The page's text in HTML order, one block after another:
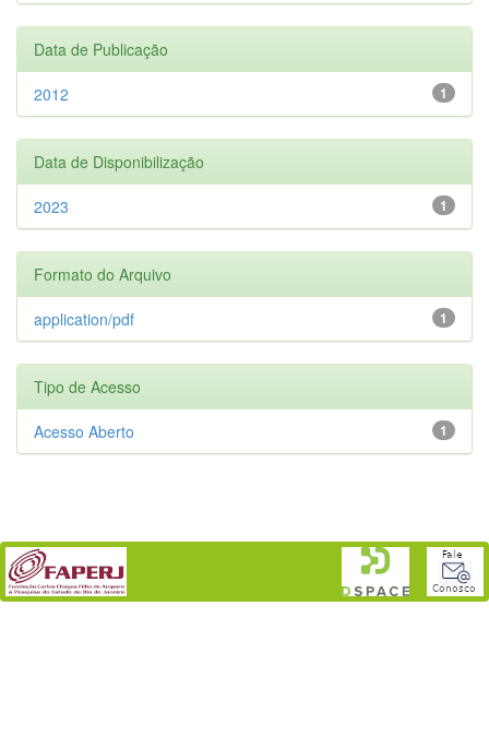
Data de Publicação
1
2012
Data de Disponibilização
1
2023
Formato do Arquivo
1
application/pdf
Tipo de Acesso
1
Acesso Aberto